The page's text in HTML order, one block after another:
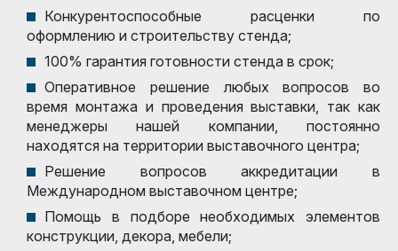
Конкурентоспособные расценки по
оформлению и строительству стенда;
100% гарантия готовности стенда в срок;
Оперативное решение любых вопросов во
время монтажа и проведения выставки, так как
менеджеры нашей компании, постоянно
находятся на территории выставочного центра;
Решение вопросов аккредитации в
Международном выставочном центре;
Помощь в подборе необходимых элементов
конструкции, декора, мебели;